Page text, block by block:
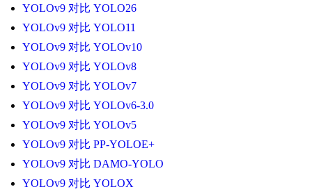
YOLOv9 对比 YOLO26
YOLOv9 对比 YOLO11
YOLOv9 对比 YOLOv10
YOLOv9 对比 YOLOv8
YOLOv9 对比 YOLOv7
YOLOv9 对比 YOLOv6-3.0
YOLOv9 对比 YOLOv5
YOLOv9 对比 PP-YOLOE+
YOLOv9 对比 DAMO-YOLO
YOLOv9 对比 YOLOX